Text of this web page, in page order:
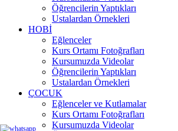
Öğrencilerin Yaptıkları
Ustalardan Örnekleri
HOBİ
Eğlenceler
Kurs Ortamı Fotoğrafları
Kursumuzda Videolar
Öğrencilerin Yaptıkları
Ustalardan Örnekleri
ÇOCUK
Eğlenceler ve Kutlamalar
Kurs Ortamı Fotoğrafları
Kursumuzda Videolar